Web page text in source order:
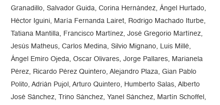
Granadillo, Salvador Guida, Corina Hernández, Ángel Hurtado,
Héctor Iguini, María Fernanda Lairet, Rodrigo Machado Iturbe,
Tatiana Mantilla, Francisco Martínez, José Gregorio Martínez,
Jesús Matheus, Carlos Medina, Silvio Mignano, Luis Millé,
Ángel Emiro Ojeda, Oscar Olivares, Jorge Pallares, Marianela
Pérez, Ricardo Pérez Quintero, Alejandro Plaza, Gian Pablo
Polito, Adrián Pujol, Arturo Quintero, Humberto Salas, Alberto
José Sánchez, Trino Sánchez, Yanel Sánchez, Martín Schoffel,